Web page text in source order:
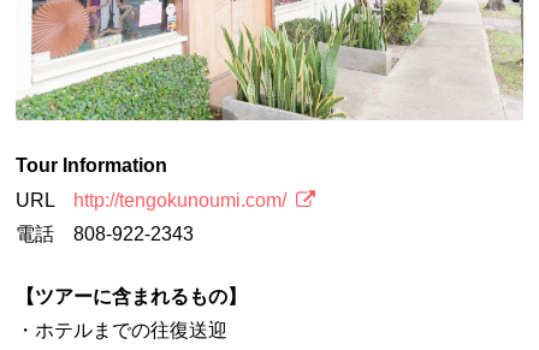
Tour Information
URL http://tengokunoumi.com/
電話 808-922-2343
【ツアーに含まれるもの】
・ホテルまでの往復送迎